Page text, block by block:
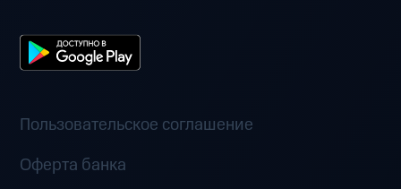
Пользовательское соглашение
Оферта банка